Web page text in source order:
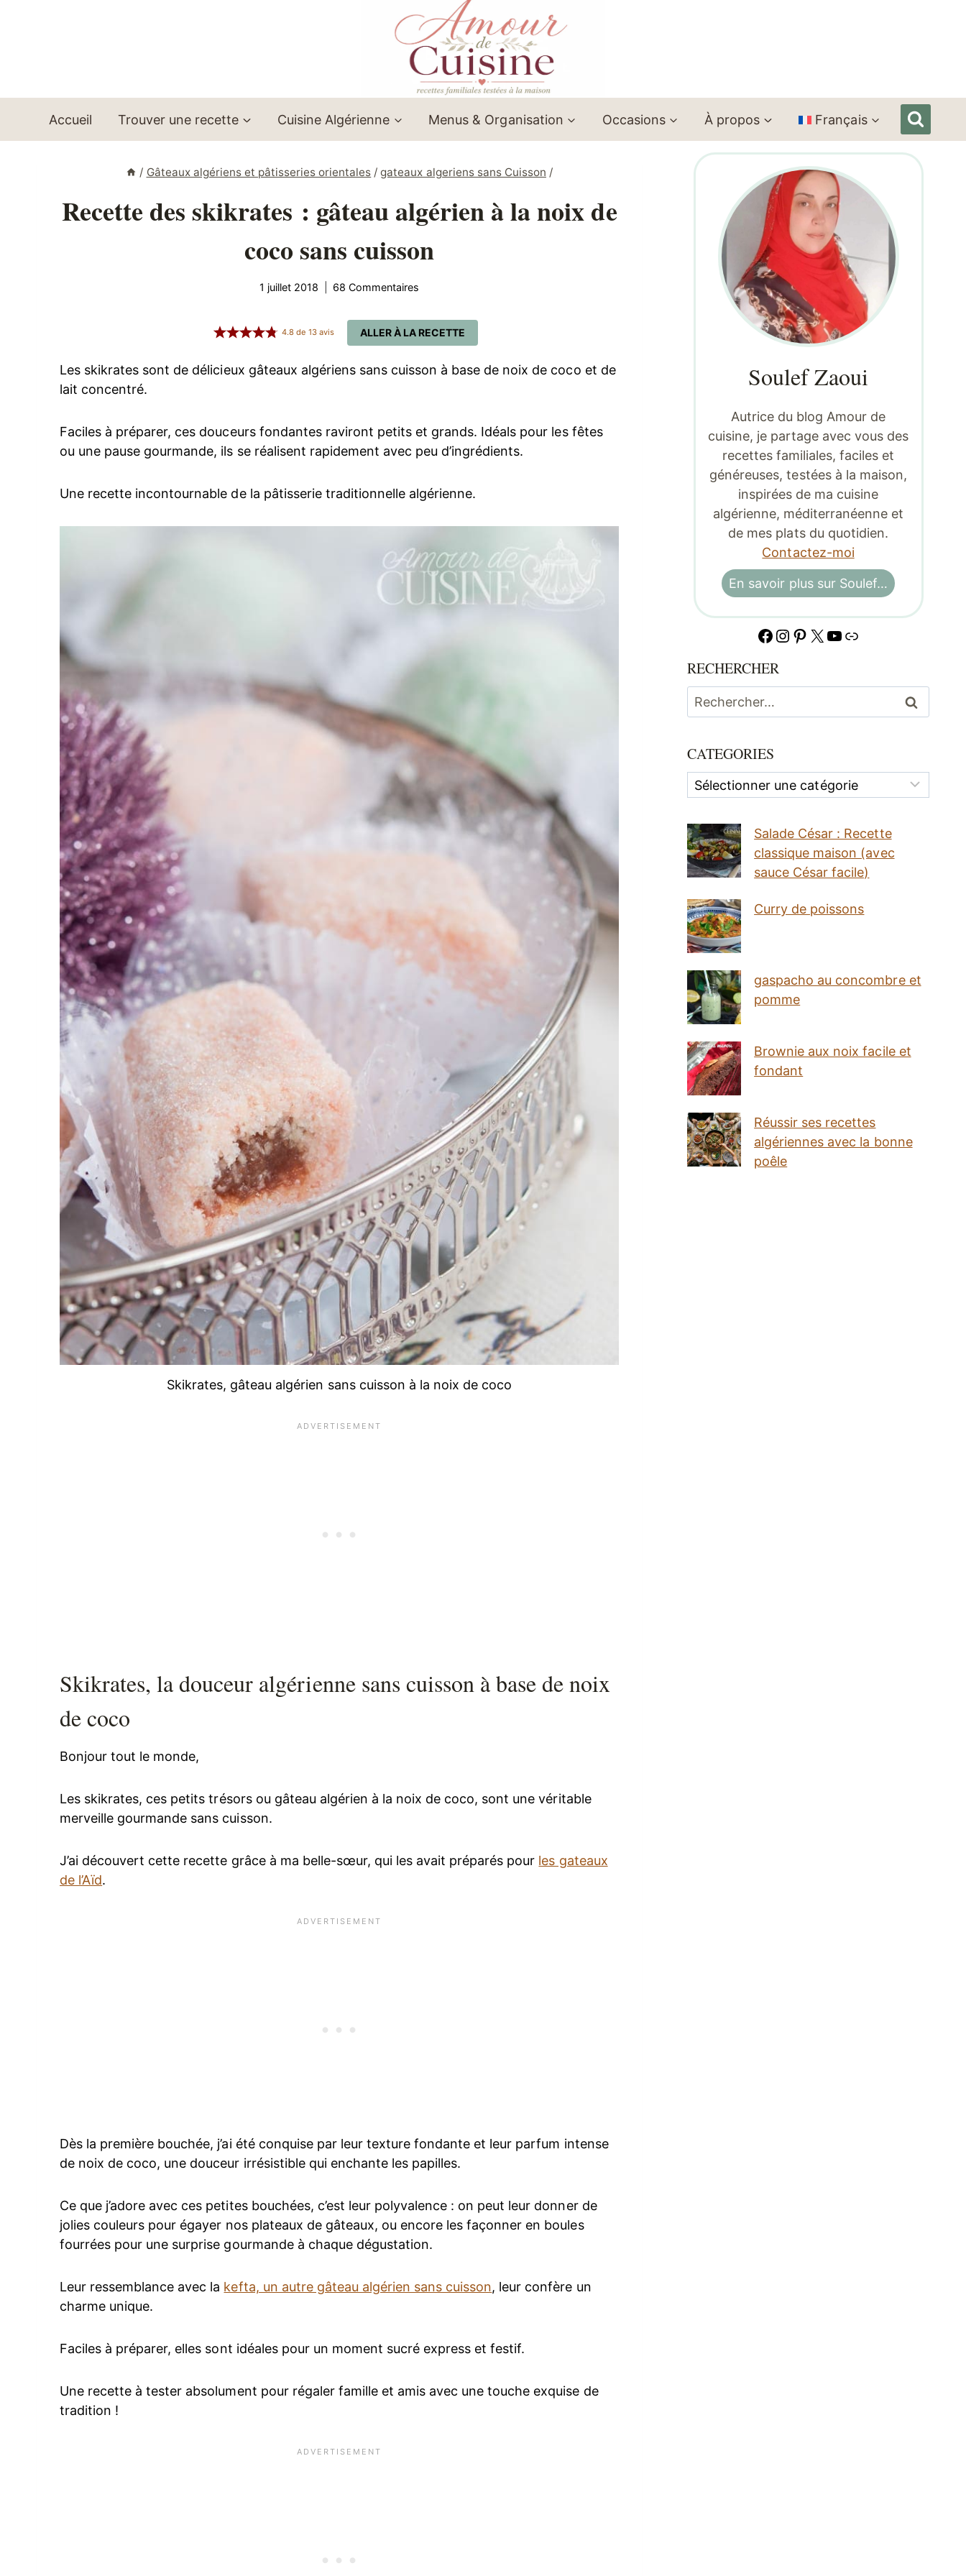
Accueil Trouver une recette Cuisine Algérienne Menus & Organisation Occasions À propos Français
/ Gâteaux algériens et pâtisseries orientales / gateaux algeriens sans Cuisson /
Recette des skikrates : gâteau algérien à la noix de
coco sans cuisson
1 juillet 2018 68 Commentaires
ALLER À LA RECETTE
4.8 de 13avis
Les skikrates sont de délicieux gâteaux algériens sans cuisson à base de noix de coco et de
lait concentré.
Faciles à préparer, ces douceurs fondantes raviront petits et grands. Idéals pour les fêtes
ou une pause gourmande, ils se réalisent rapidement avec peu d’ingrédients.
Une recette incontournable de la pâtisserie traditionnelle algérienne.
Skikrates, gâteau algérien sans cuisson à la noix de coco
Skikrates, la douceur algérienne sans cuisson à base de noix
de coco
Bonjour tout le monde,
Les skikrates, ces petits trésors ou gâteau algérien à la noix de coco, sont une véritable
merveille gourmande sans cuisson.
J’ai découvert cette recette grâce à ma belle-sœur, qui les avait préparés pour les gateaux
de l’Aïd.
Dès la première bouchée, j’ai été conquise par leur texture fondante et leur parfum intense
de noix de coco, une douceur irrésistible qui enchante les papilles.
Ce que j’adore avec ces petites bouchées, c’est leur polyvalence : on peut leur donner de
jolies couleurs pour égayer nos plateaux de gâteaux, ou encore les façonner en boules
fourrées pour une surprise gourmande à chaque dégustation.
Leur ressemblance avec la kefta, un autre gâteau algérien sans cuisson, leur confère un
charme unique.
Faciles à préparer, elles sont idéales pour un moment sucré express et festif.
Une recette à tester absolument pour régaler famille et amis avec une touche exquise de
tradition !
Soulef Zaoui
Autrice du blog Amour de
cuisine, je partage avec vous des
recettes familiales, faciles et
généreuses, testées à la maison,
inspirées de ma cuisine
algérienne, méditerranéenne et
de mes plats du quotidien.
Contactez-moi
En savoir plus sur Soulef…
Facebook
Instagram
Pinterest
X YouTube
Lien
RECHERCHER
Rechercher :
CATEGORIES
Categories
Salade César : Recette
classique maison (avec
sauce César facile)
Curry de poissons
gaspacho au concombre et
pomme
Brownie aux noix facile et
fondant
Réussir ses recettes
algériennes avec la bonne
poêle